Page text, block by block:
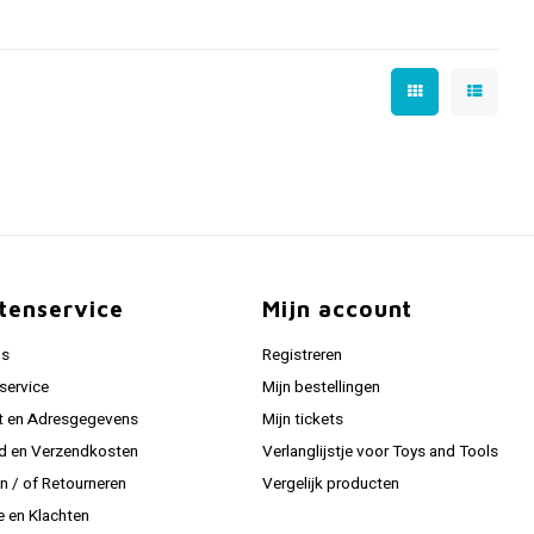
en Adresgegevens
en Verzendkosten
/ of Retourneren
en Klachten
Mijn account
Registreren
Mijn bestellingen
Mijn tickets
Verlanglijstje voor Toys and Tools
Vergelijk producten